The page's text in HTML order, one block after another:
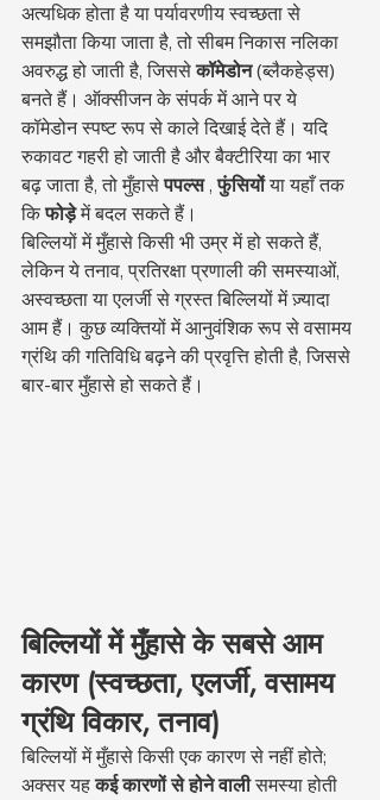
अत्यधिक होता है या पर्यावरणीय स्वच्छता से
समझौता किया जाता है, तो सीबम निकास नलिका
अवरुद्ध हो जाती है, जिससे कॉमेडोन (ब्लैकहेड्स)
बनते हैं। ऑक्सीजन के संपर्क में आने पर ये
कॉमेडोन स्पष्ट रूप से काले दिखाई देते हैं। यदि
रुकावट गहरी हो जाती है और बैक्टीरिया का भार
बढ़ जाता है, तो मुँहासे पपल्स , फुंसियों या यहाँ तक
कि फोड़े में बदल सकते हैं।
बिल्लियों में मुँहासे किसी भी उम्र में हो सकते हैं,
लेकिन ये तनाव, प्रतिरक्षा प्रणाली की समस्याओं,
अस्वच्छता या एलर्जी से ग्रस्त बिल्लियों में ज़्यादा
आम हैं। कुछ व्यक्तियों में आनुवंशिक रूप से वसामय
ग्रंथि की गतिविधि बढ़ने की प्रवृत्ति होती है, जिससे
बार-बार मुँहासे हो सकते हैं।
बिल्लियों में मुँहासे के सबसे आम
कारण (स्वच्छता, एलर्जी, वसामय
ग्रंथि विकार, तनाव)
बिल्लियों में मुँहासे किसी एक कारण से नहीं होते;
अक्सर यह कई कारणों से होने वाली समस्या होती